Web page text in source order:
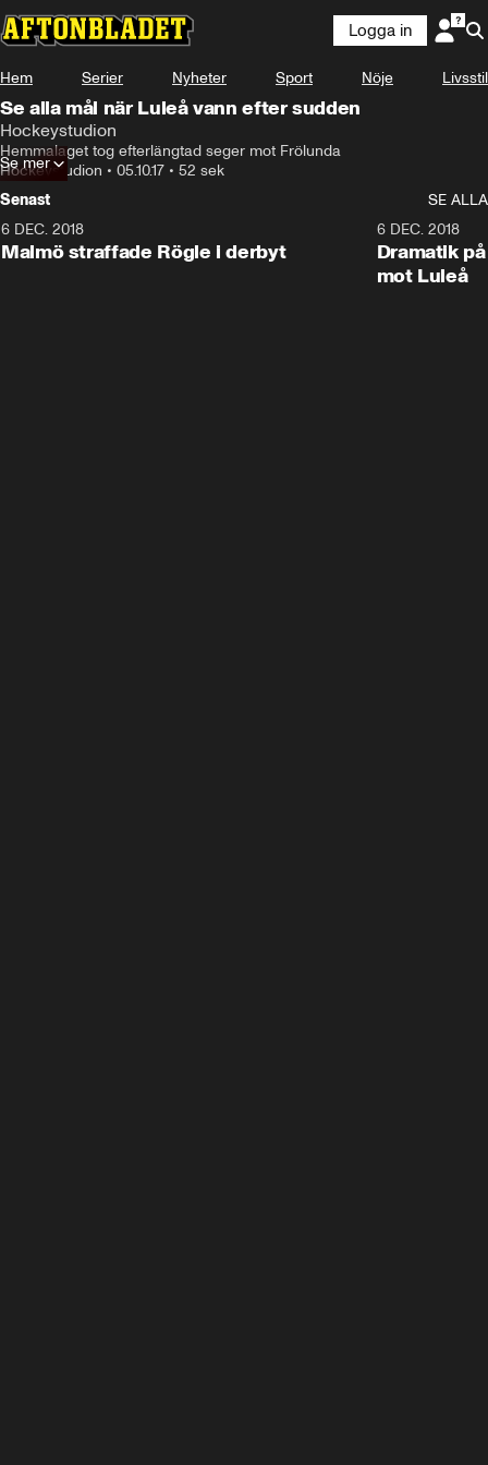
Logga in
Hem Serier Nyheter Sport Nöje Livsstil
Se alla mål när Luleå vann efter sudden
Hockeystudion
Hemmalaget tog efterlängtad seger mot Frölunda
Hockeystudion • 05.10.17 • 52 sek
Se mer
Senast
SE ALLA
6 DEC. 2018
Malmö straffade Rögle i derbyt
6 DEC. 2018
Dramatik
mot Luleå